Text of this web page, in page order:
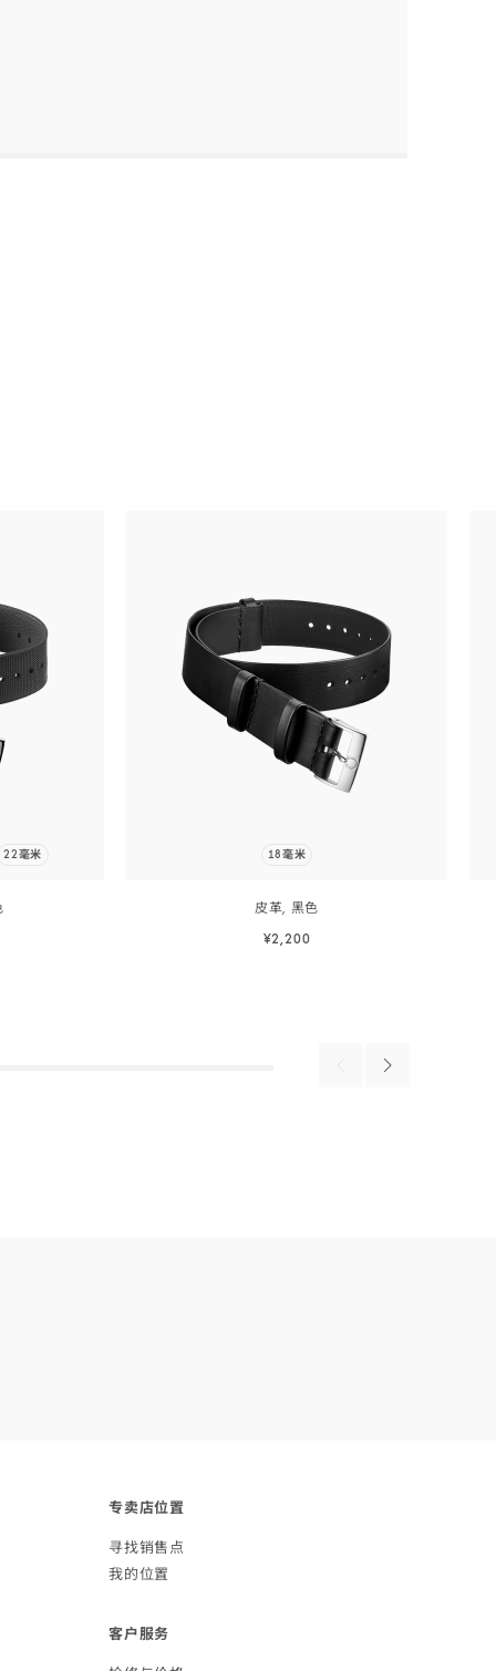
PreviousNext
22毫米 18毫米
皮革, 黑色
¥2,200
专卖店位置
寻找销售点
我的位置
客户服务